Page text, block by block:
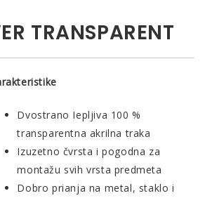
TRANSPARENT
Dvostrano Iepljiva 100 %
transparentna akrilna traka
Izuzetno čvrsta i pogodna za
montažu svih vrsta predmeta
Dobro prianja na metal, staklo i